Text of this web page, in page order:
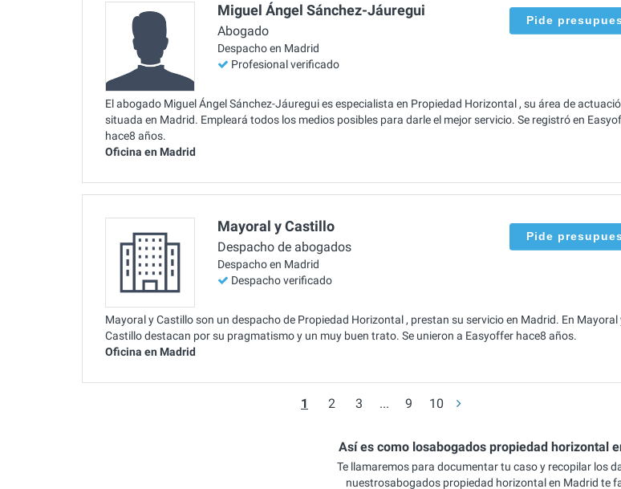
Miguel Ángel Sánchez-Jáuregui
Abogado
Despacho en Madrid
Profesional verificado
Pide
El abogado Miguel Ángel Sánchez-Jáuregui es especialista en Propiedad Horizontal , su área de
situada en Madrid. Empleará todos los medios posibles para darle el mejor servicio. Se registró en
hace8 años.
Oficina en Madrid
Mayoral y Castillo
Despacho de abogados
Despacho en Madrid
Despacho verificado
Pide
Mayoral y Castillo son un despacho de Propiedad Horizontal , prestan su servicio en Madrid. En Mayoral
Castillo destacan por su pragmatismo y un muy buen trato. Se unieron a Easyoffer hace8 años.
Oficina en Madrid
1 2 3 ... 9 10
Así es como losabogados propiedad horizontal
Te llamaremos para documentar tu caso y recopilar los
nuestrosabogados propiedad horizontal en Madrid te